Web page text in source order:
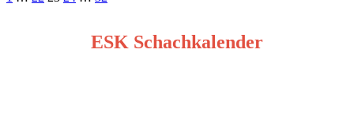
ESK Schachkalender